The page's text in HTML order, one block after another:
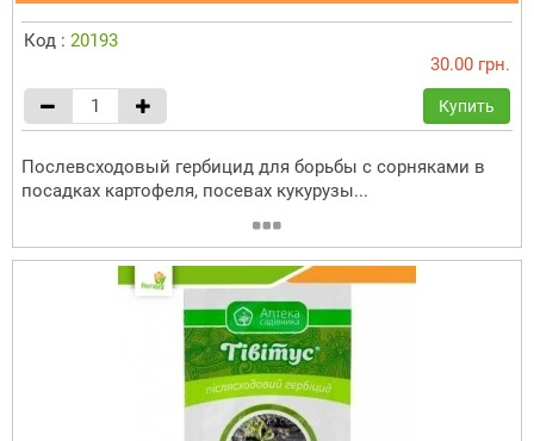
Код : 20193
30.00 грн.
Купить
Послевсходовый гербицид для борьбы с сорняками в
посадках картофеля, посевах кукурузы...